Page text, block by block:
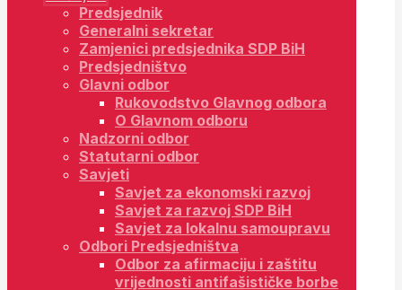
Predsjednik
Generalni sekretar
Zamjenici predsjednika SDP BiH
Predsjedništvo
Glavni odbor
Rukovodstvo Glavnog odbora
O Glavnom odboru
Nadzorni odbor
Statutarni odbor
Savjeti
Savjet za ekonomski razvoj
Savjet za razvoj SDP BiH
Savjet za lokalnu samoupravu
Odbori Predsjedništva
Odbor za afirmaciju i zaštitu
vrijednosti antifašističke borbe